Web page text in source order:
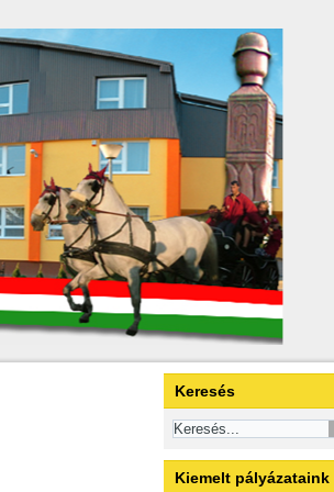
Keresés
Kiemelt pályázataink